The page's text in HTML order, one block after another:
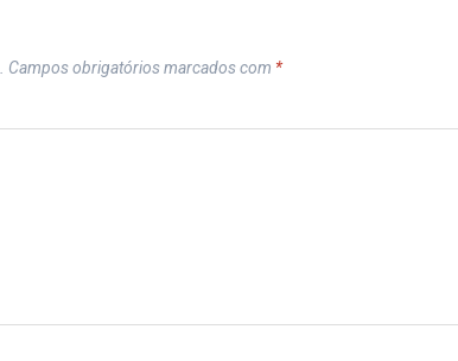
Campos obrigatórios marcados com *